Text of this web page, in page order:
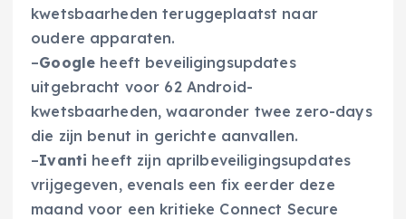
kwetsbaarheden teruggeplaatst naar
oudere apparaten.
–Google heeft beveiligingsupdates
uitgebracht voor 62 Android-
kwetsbaarheden, waaronder twee zero-days
die zijn benut in gerichte aanvallen.
–Ivanti heeft zijn aprilbeveiligingsupdates
vrijgegeven, evenals een fix eerder deze
maand voor een kritieke Connect Secure